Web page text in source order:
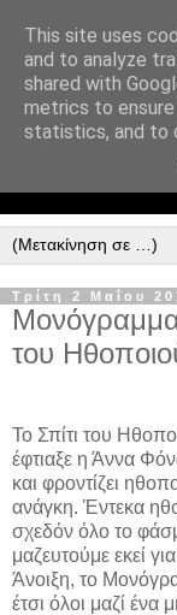
Τρίτη 2 Μαΐου
Μονόγραμμα
του
Το Σπίτι του
έφτιαξε η Άννα
και φροντίζει
ανάγκη. Έντεκα
σχεδόν όλο το
μαζευτούμε εκεί
Άνοιξη, το
έτσι όλοι μαζί ένα
This site uses
and to analyze
shared with
metrics to
statistics, and to